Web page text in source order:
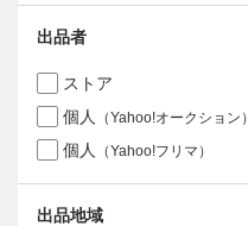
出品者
ストア
個人
（Yahoo!オークション）
個人 （Yahoo!フリマ）
出品地域